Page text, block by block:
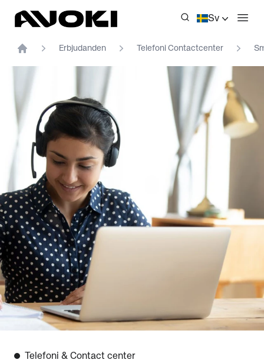
Avoki Sv
Erbjudanden Telefoni Contactcenter
Telefoni & Contact center